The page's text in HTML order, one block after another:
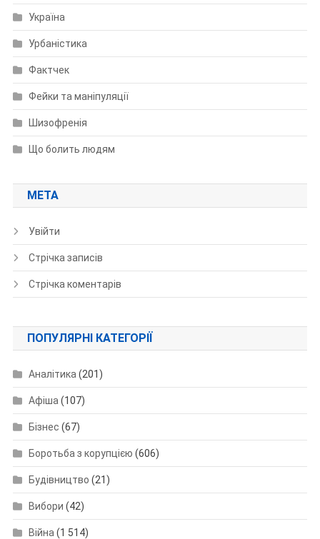
Україна
Урбаністика
Фактчек
Фейки та маніпуляції
Шизофренія
Що болить людям
МЕТА
Увійти
Стрічка записів
Стрічка коментарів
ПОПУЛЯРНІ КАТЕГОРІЇ
Аналітика (201)
Афіша (107)
Бізнес (67)
Боротьба з корупцією (606)
Будівництво (21)
Вибори (42)
Війна (1 514)